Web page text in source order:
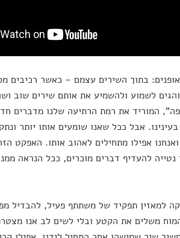
בתוך השירים עצמם – כאשר רכיבים
לשמוע ולהשמיע את אותם שירים שוב
המוריד את רמת הרתיעה שלנו מדברים
אבל ככל שאנו שומעים אותו יותר
אפילו מתחילים לאהוב אותו. האפקט
להעדיף דברים מוכרים, ככל הנראה
למאזין תפקיד של משתתף פעיל, להבדיל
משלים את הקטע ובלי לשים לב אנו